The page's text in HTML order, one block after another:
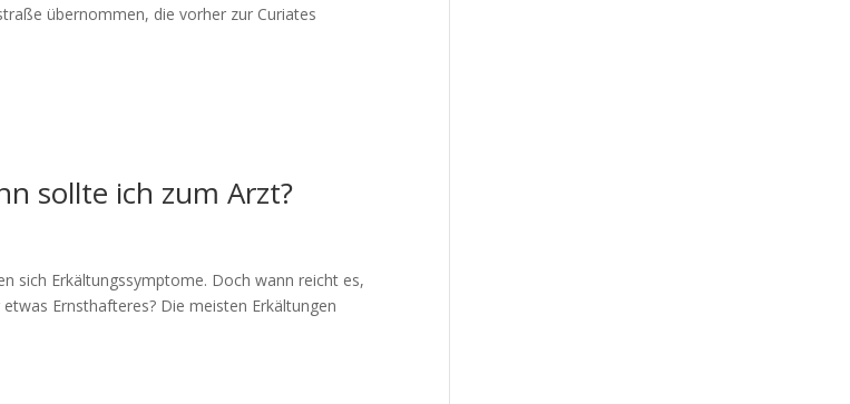
übernommen, die vorher zur Curiates
sollte ich zum Arzt?
sich Erkältungssymptome. Doch wann reicht es,
Ernsthafteres? Die meisten Erkältungen